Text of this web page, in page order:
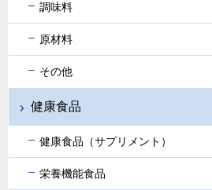
調味料
原材料
その他
健康食品
健康食品（サプリメント）
栄養機能食品